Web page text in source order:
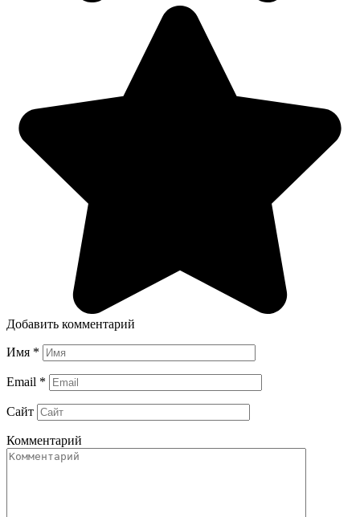
Добавить комментарий
Имя *
Email *
Сайт
Комментарий